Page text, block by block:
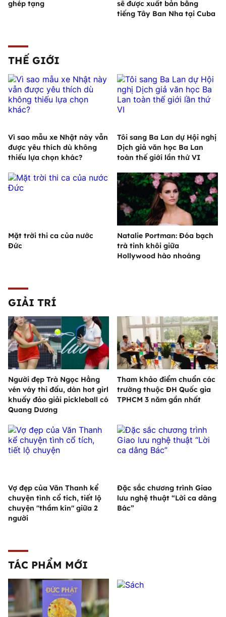
ghép tạng
sẽ được xuất bản bằng
tiếng Tây Ban Nha tại Cuba
THẾ GIỚI
Vì sao mẫu xe Nhật này vẫn
được yêu thích dù không
thiếu lựa chọn khác?
Tôi sang Ba Lan dự Hội nghị
Dịch giả văn học Ba Lan
toàn thế giới lần thứ VI
Mặt trời thi ca của nước
Đức
Natalie Portman: Đóa bạch
trà tinh khôi giữa
Hollywood hào nhoáng
GIẢI TRÍ
Người đẹp Trà Ngọc Hằng
vén váy thi đấu, dàn hot girl
khuấy đảo giải pickleball có
Quang Dương
Tham khảo điểm chuẩn các
trường thuộc ĐH Quốc gia
TPHCM 3 năm gần nhất
Vợ đẹp của Văn Thanh kể
chuyện tình cổ tích, tiết lộ
chuyện "thầm kín" giữa 2
người
Đặc sắc chương trình Giao
lưu nghệ thuật “Lời ca dâng
Bác”
TÁC PHẨM MỚI